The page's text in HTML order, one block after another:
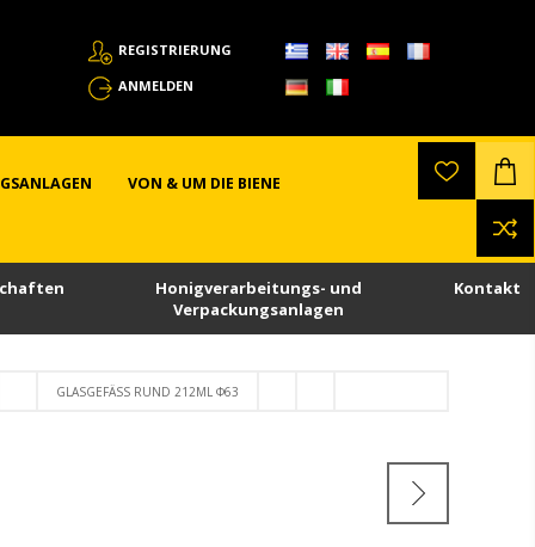
REGISTRIERUNG
ANMELDEN
VON & UM DIE BIENE
Honigverarbeitungs- und
Verpackungsanlagen
Kontakt
GLASGEFÄSS RUND 212ML Φ63